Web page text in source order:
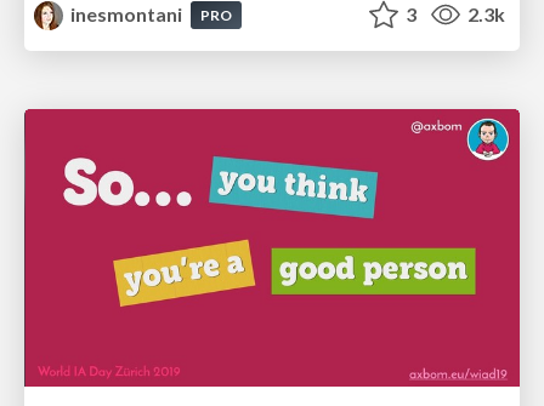
inesmontani
PRO 3 2.3k